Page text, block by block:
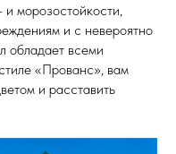
морозостойкости,
и с невероятно
обладает всеми
«Прованс», вам
и расставить